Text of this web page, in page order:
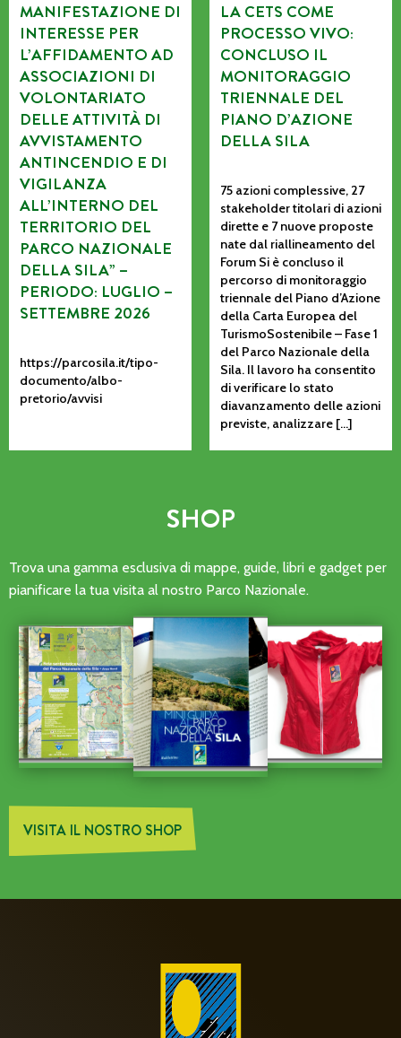
MANIFESTAZIONE DI
INTERESSE PER
L’AFFIDAMENTO AD
ASSOCIAZIONI DI
VOLONTARIATO
DELLE ATTIVITÀ DI
AVVISTAMENTO
ANTINCENDIO E DI
VIGILANZA
ALL’INTERNO DEL
TERRITORIO DEL
PARCO NAZIONALE
DELLA SILA” –
PERIODO: LUGLIO –
SETTEMBRE 2026
https://parcosila.it/tipo-
documento/albo-
pretorio/avvisi
LA CETS COME
PROCESSO VIVO:
CONCLUSO IL
MONITORAGGIO
TRIENNALE DEL
PIANO D’AZIONE
DELLA SILA
75 azioni complessive, 27
stakeholder titolari di azioni
dirette e 7 nuove proposte
nate dal riallineamento del
Forum Si è concluso il
percorso di monitoraggio
triennale del Piano d’Azione
della Carta Europea del
TurismoSostenibile – Fase 1
del Parco Nazionale della
Sila. Il lavoro ha consentito
di verificare lo stato
diavanzamento delle azioni
previste, analizzare […]
SHOP
Trova una gamma esclusiva di mappe, guide, libri e gadget per
pianificare la tua visita al nostro Parco Nazionale.
VISITA IL NOSTRO SHOP